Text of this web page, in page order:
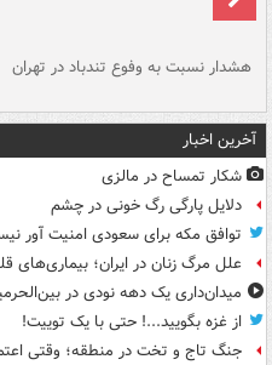
هشدار نسبت به وفوع تندباد در تهران
آخرین اخبار
شکار تمساح در مالزی
دلایل پارگی رگ خونی در چشم
توافق مکه برای سعودی امنیت آور
علل مرگ زنان در ایران؛ بیماری‌های
میدان‌داری یک دهه نودی در
از غزه بگویید...! حتی با یک توییت!
جنگ تاج و تخت در منطقه؛ وقتی